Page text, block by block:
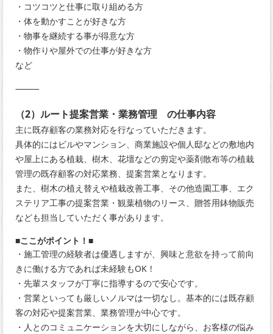
・コツコツと仕事に取り組める方
・体を動かすことが好きな方
・物事を継続する事が得意な方
・物作りや屋外での仕事が好きな方
など
⸻
（2）ルート提案営業・業務管理 の仕事内容
主に既存顧客の業務対応を行なっていただきます。
具体的にはビルやマンション、商業施設や個人邸などの敷地内
や屋上にある植栽、樹木、花壇などの剪定や薬剤散布等の植栽
管理の既存顧客の対応業務、提案営業となります。
また、樹木の植え替えや植栽改善工事、その他造園工事、エク
ステリア工事の提案営業・観葉植物のリース、贈答用鉢物販売
なども担当していただく事があります。
■ここがポイント！■
・施工管理の経験者は優遇しますが、興味と意欲を持って前向
きに働ける方であれば未経験もOK！
・先輩スタッフが丁寧に指導するので安心です。
・営業といっても厳しいノルマは一切なし。基本的には既存顧
客の対応や提案営業、業務管理が中心です。
・人とのコミュニケーションを大切にしながら、お客様の悩み